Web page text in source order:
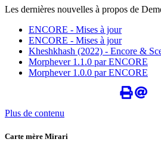
Les dernières nouvelles à propos de
ENCORE - Mises à jour
ENCORE - Mises à jour
Kheshkhash (2022) - Encore &
Morphever 1.1.0 par ENCORE
Morphever 1.0.0 par ENCORE
Plus de contenu
Carte mère Mirari